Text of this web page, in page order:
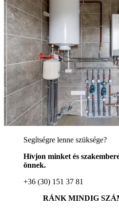
Segítségre lenne szüksége?
Hívjon minket és
önnek.
+36 (30) 151 37 81
RÁNK MINDIG